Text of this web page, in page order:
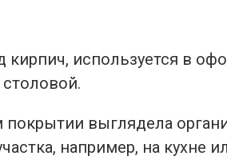
используется в
выглядела
например, на кухне